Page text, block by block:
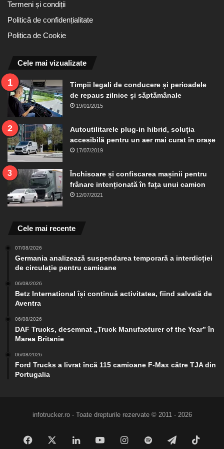
Termeni și condiții
Politică de confidențialitate
Politica de Cookie
Cele mai vizualizate
Timpii legali de conducere și perioadele
de repaus zilnice și săptămânale
19/01/2015
Autoutilitarele plug-in hibrid, soluția
accesibilă pentru un aer mai curat în orașe
17/07/2019
Închisoare și confiscarea mașinii pentru
frânare intenționată în fața unui camion
12/07/2021
Cele mai recente
07/08/2026
Germania analizează suspendarea temporară a interdicției
de circulație pentru camioane
06/08/2026
Betz International își continuă activitatea, fiind salvată de
Aventra
06/08/2026
DAF Trucks, desemnat „Truck Manufacturer of the Year” în
Marea Britanie
06/08/2026
Ford Trucks a livrat încă 115 camioane F-Max către TJA din
Portugalia
infotrucker.ro - Toate drepturile rezervate © 2011 - 2026
Facebook LinkedInYouTubeInstagram
Spotify Telegram